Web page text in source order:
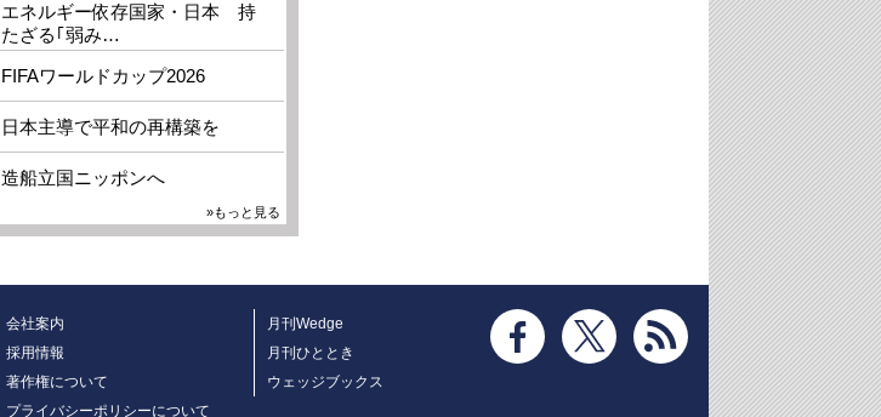
エネルギー依存国家・日本 持
たざる｢弱み…
FIFAワールドカップ2026
日本主導で平和の再構築を
造船立国ニッポンへ
»もっと見る
会社案内
採用情報
著作権について
プライバシーポリシーについて
月刊Wedge
月刊ひととき
ウェッジブックス